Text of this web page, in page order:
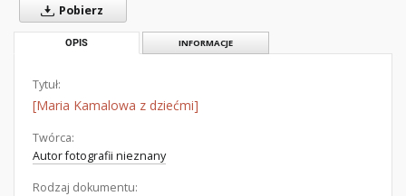
Pobierz
OPIS INFORMACJE
Tytuł:
[Maria Kamalowa z dziećmi]
Twórca:
Autor fotografii nieznany
Rodzaj dokumentu: